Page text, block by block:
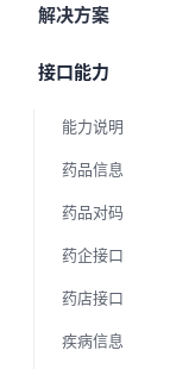
解决方案
接口能力
能力说明
药品信息
药品对码
药企接口
药店接口
疾病信息